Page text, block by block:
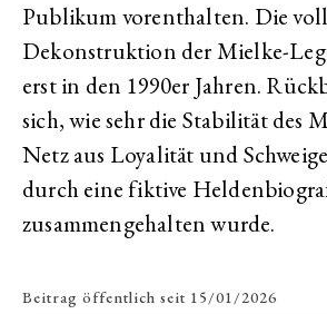
Publikum vorenthalten. Die
Dekonstruktion der Mielke-
erst in den 1990er Jahren.
sich, wie sehr die Stabilität des
Netz aus Loyalität und
durch eine fiktive
zusammengehalten wurde.
Beitrag öffentlich seit 15/01/2026